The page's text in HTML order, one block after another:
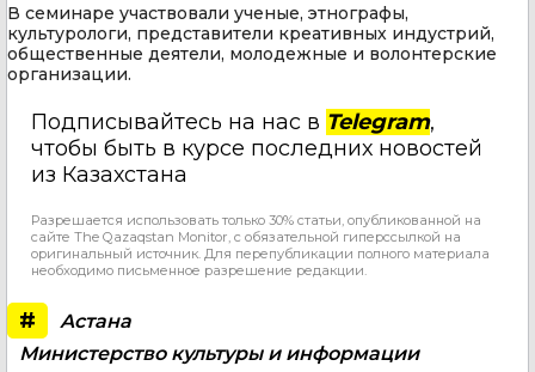
В семинаре участвовали ученые, этнографы,
культурологи, представители креативных индустрий,
общественные деятели, молодежные и волонтерские
организации.
Подписывайтесь на нас в Telegram,
чтобы быть в курсе последних новостей
из Казахстана
Разрешается использовать только 30% статьи, опубликованной на
сайте The Qazaqstan Monitor, с обязательной гиперссылкой на
оригинальный источник. Для перепубликации полного материала
необходимо письменное разрешение редакции.
#
Астана
Министерство культуры и информации